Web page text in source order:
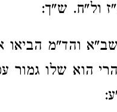
ול"ח. ש"ך:
והד"מ הביאו
הוא שלו גמור